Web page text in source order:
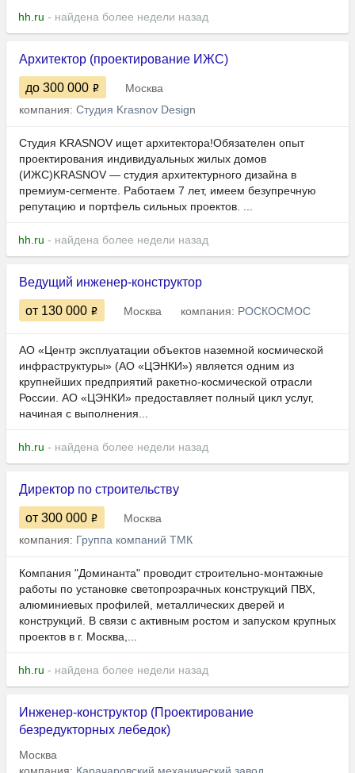
hh.ru - найдена более недели назад
Архитектор (проектирование ИЖС)
до 300 000
Москва
компания: Студия Krasnov Design
Студия KRASNOV ищет архитектора!Обязателен опыт
проектирования индивидуальных жилых домов
(ИЖС)KRASNOV — студия архитектурного дизайна в
премиум‑сегменте. Работаем 7 лет, имеем безупречную
репутацию и портфель сильных проектов. ...
hh.ru - найдена более недели назад
Ведущий инженер-конструктор
от 130 000 Москва компания: РОСКОСМОС
АО «Центр эксплуатации объектов наземной космической
инфраструктуры» (АО «ЦЭНКИ») является одним из
крупнейших предприятий ракетно-космической отрасли
России. АО «ЦЭНКИ» предоставляет полный цикл услуг,
начиная с выполнения...
hh.ru - найдена более недели назад
Директор по строительству
от 300 000
Москва
компания: Группа компаний ТМК
Компания "Доминанта" проводит строительно-монтажные
работы по установке светопрозрачных конструкций ПВХ,
алюминиевых профилей, металлических дверей и
конструкций. В связи с активным ростом и запуском крупных
проектов в г. Москва,...
hh.ru - найдена более недели назад
Инженер-конструктор (Проектирование
безредукторных лебедок)
Москва